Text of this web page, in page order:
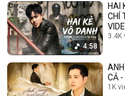
4:58
HAI
CHÍ
3.4K
CẢ -
1K